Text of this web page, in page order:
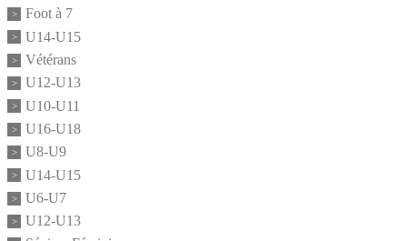
Foot à 7
U14-U15
Vétérans
U12-U13
U10-U11
U16-U18
U8-U9
U14-U15
U6-U7
U12-U13